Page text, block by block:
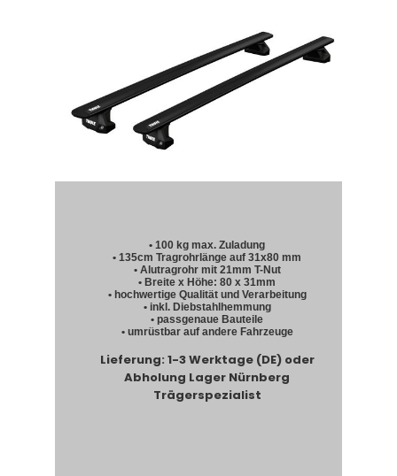
• 100 kg max. Zuladung
• 135cm Tragrohrlänge auf 31x80 mm
• Alutragrohr mit 21mm T-Nut
• Breite x Höhe: 80 x 31mm
• hochwertige Qualität und Verarbeitung
• inkl. Diebstahlhemmung
• passgenaue Bauteile
• umrüstbar auf andere Fahrzeuge
Lieferung: 1-3 Werktage (DE) oder
Abholung Lager Nürnberg
Trägerspezialist